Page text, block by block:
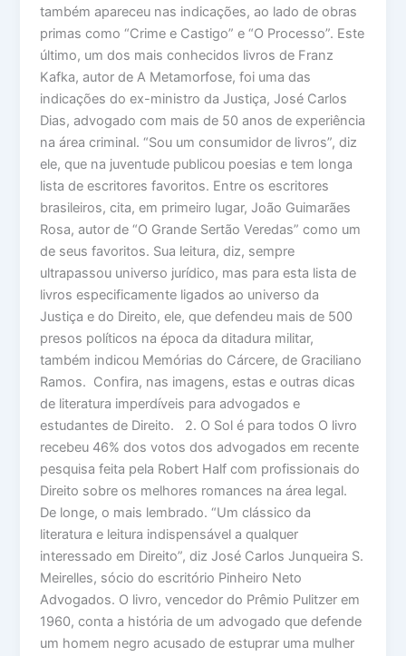
também apareceu nas indicações, ao lado de obras
primas como “Crime e Castigo” e “O Processo”. Este
último, um dos mais conhecidos livros de Franz
Kafka, autor de A Metamorfose, foi uma das
indicações do ex-ministro da Justiça, José Carlos
Dias, advogado com mais de 50 anos de experiência
na área criminal. “Sou um consumidor de livros”, diz
ele, que na juventude publicou poesias e tem longa
lista de escritores favoritos. Entre os escritores
brasileiros, cita, em primeiro lugar, João Guimarães
Rosa, autor de “O Grande Sertão Veredas” como um
de seus favoritos. Sua leitura, diz, sempre
ultrapassou universo jurídico, mas para esta lista de
livros especificamente ligados ao universo da
Justiça e do Direito, ele, que defendeu mais de 500
presos políticos na época da ditadura militar,
também indicou Memórias do Cárcere, de Graciliano
Ramos. Confira, nas imagens, estas e outras dicas
de literatura imperdíveis para advogados e
estudantes de Direito. 2. O Sol é para todos O livro
recebeu 46% dos votos dos advogados em recente
pesquisa feita pela Robert Half com profissionais do
Direito sobre os melhores romances na área legal.
De longe, o mais lembrado. “Um clássico da
literatura e leitura indispensável a qualquer
interessado em Direito”, diz José Carlos Junqueira S.
Meirelles, sócio do escritório Pinheiro Neto
Advogados. O livro, vencedor do Prêmio Pulitzer em
1960, conta a história de um advogado que defende
um homem negro acusado de estuprar uma mulher